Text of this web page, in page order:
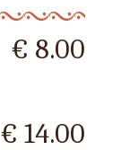
€ 8.00
€ 14.00